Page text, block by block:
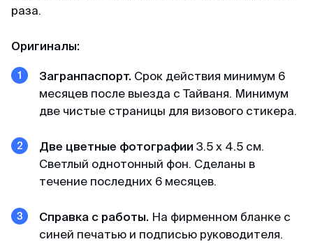
Отзыв с Telegram · 2024
Меньше чем за день
Все не просто отлично, а даже потрясающе.
за день оказалась у меня) Отвечают в чат
быстро и вежливо, всем рекомендую!
Мария
Отзыв с Яндекса · 2023
раза.
Оригиналы:
Загранпаспорт. Срок действия минимум 6
месяцев после выезда с Тайваня. Минимум
две чистые страницы для визового стикера.
Две цветные фотографии 3.5 x 4.5 см.
Светлый однотонный фон. Сделаны в
течение последних 6 месяцев.
Справка с работы. На фирменном бланке с
синей печатью и подписью руководителя.